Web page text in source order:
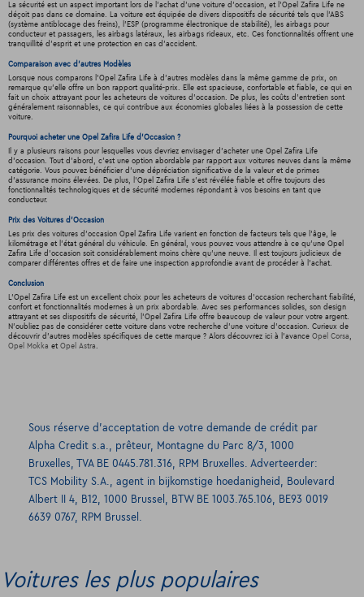
La sécurité est un aspect important lors de l'achat d'une voiture d'occasion, et l'Opel Zafira Life ne
déçoit pas dans ce domaine. La voiture est équipée de divers dispositifs de sécurité tels que l'ABS
(système antiblocage des freins), l'ESP (programme électronique de stabilité), les airbags pour
conducteur et passagers, les airbags latéraux, les airbags rideaux, etc. Ces fonctionnalités offrent une
tranquillité d'esprit et une protection en cas d'accident.
Comparaison avec d'autres Modèles
Lorsque nous comparons l'Opel Zafira Life à d'autres modèles dans la même gamme de prix, on
remarque qu'elle offre un bon rapport qualité-prix. Elle est spacieuse, confortable et fiable, ce qui en
fait un choix attrayant pour les acheteurs de voitures d'occasion. De plus, les coûts d'entretien sont
généralement raisonnables, ce qui contribue aux économies globales liées à la possession de cette
voiture.
Pourquoi acheter une Opel Zafira Life d'Occasion ?
Il y a plusieurs raisons pour lesquelles vous devriez envisager d'acheter une Opel Zafira Life
d'occasion. Tout d'abord, c'est une option abordable par rapport aux voitures neuves dans la même
catégorie. Vous pouvez bénéficier d'une dépréciation significative de la valeur et de primes
d'assurance moins élevées. De plus, l'Opel Zafira Life s'est révélée fiable et offre toujours des
fonctionnalités technologiques et de sécurité modernes répondant à vos besoins en tant que
conducteur.
Prix des Voitures d'Occasion
Les prix des voitures d'occasion Opel Zafira Life varient en fonction de facteurs tels que l'âge, le
kilométrage et l'état général du véhicule. En général, vous pouvez vous attendre à ce qu'une Opel
Zafira Life d'occasion soit considérablement moins chère qu'une neuve. Il est toujours judicieux de
comparer différentes offres et de faire une inspection approfondie avant de procéder à l'achat.
Conclusion
L'Opel Zafira Life est un excellent choix pour les acheteurs de voitures d'occasion recherchant fiabilité,
confort et fonctionnalités modernes à un prix abordable. Avec ses performances solides, son design
attrayant et ses dispositifs de sécurité, l'Opel Zafira Life offre beaucoup de valeur pour votre argent.
N'oubliez pas de considérer cette voiture dans votre recherche d'une voiture d'occasion. Curieux de
découvrir d'autres modèles spécifiques de cette marque ? Alors découvrez ici à l'avance Opel Corsa ,
Opel Mokka et Opel Astra.
Sous réserve d’acceptation de votre demande de crédit par
Alpha Credit s.a., prêteur, Montagne du Parc 8/3, 1000
Bruxelles, TVA BE 0445.781.316, RPM Bruxelles. Adverteerder:
TCS Mobility S.A., agent in bijkomstige hoedanigheid, Boulevard
Albert II 4, B12, 1000 Brussel, BTW BE 1003.765.106, BE93 0019
6639 0767, RPM Brussel.
Voitures les plus populaires